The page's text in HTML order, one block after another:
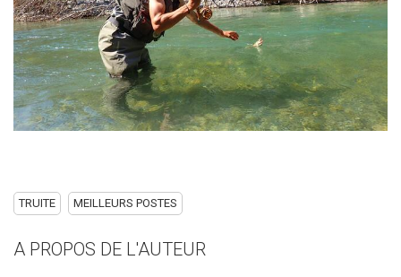
TRUITE MEILLEURS POSTES
A PROPOS DE L'AUTEUR